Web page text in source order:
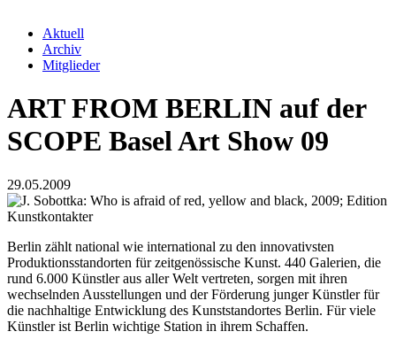
Navigation
Verband
2nd
Level
Aktuell
Archiv
Mitglieder
ART FROM BERLIN auf der
SCOPE Basel Art Show 09
29.05.2009
Berlin zählt national wie international zu den innovativsten
Produktionsstandorten für zeitgenössische Kunst. 440 Galerien, die
rund 6.000 Künstler aus aller Welt vertreten, sorgen mit ihren
wechselnden Ausstellungen und der Förderung junger Künstler für
die nachhaltige Entwicklung des Kunststandortes Berlin. Für viele
Künstler ist Berlin wichtige Station in ihrem Schaffen.